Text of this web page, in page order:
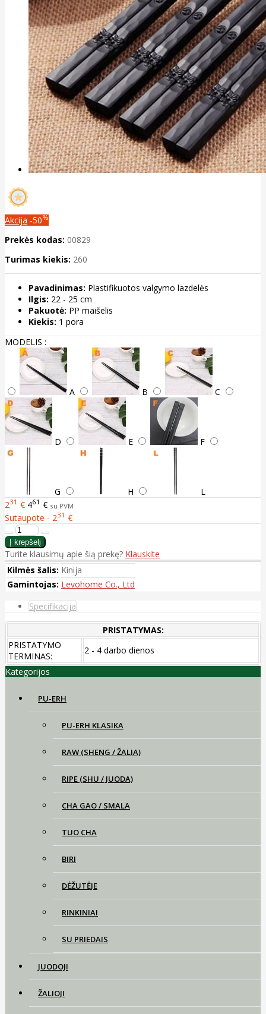
Akcija -50%
Prekės kodas: 00829
Turimas kiekis: 260
Pavadinimas: Plastifikuotos valgymo lazdelės
Ilgis: 22 - 25 cm
Pakuotė: PP maišelis
Kiekis: 1 pora
MODELIS :
A B C
D E F
G H
L
231 € 461 € su PVM
Sutaupote - 231 €
Turite klausimų apie šią prekę? Klauskite
Kilmės šalis: Kinija
Gamintojas: Levohome Co., Ltd
Specifikacija
PRISTATYMAS:
PRISTATYMO
TERMINAS:
2 - 4 darbo dienos
Kategorijos
PU-ERH
PU-ERH KLASIKA
RAW (SHENG / ŽALIA)
RIPE (SHU / JUODA)
CHA GAO / SMALA
TUO CHA
BIRI
DĖŽUTĖJE
RINKINIAI
SU PRIEDAIS
JUODOJI
ŽALIOJI